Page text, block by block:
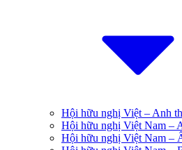
Hội hữu nghị Việt – Anh
Hội hữu nghị Việt Nam –
Hội hữu nghị Việt Nam –